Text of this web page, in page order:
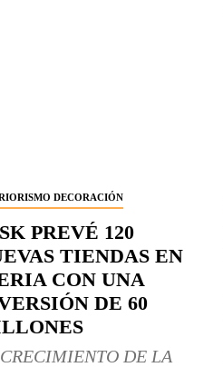
DECORACIÓN
PREVÉ 120
TIENDAS EN
CON UNA
DE 60
DE LA